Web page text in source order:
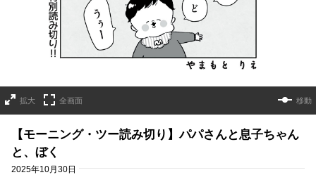
拡大 全画面 移動
【モーニング・ツー読み切り】パパさんと息子ちゃん
と、ぼく
2025年10月30日